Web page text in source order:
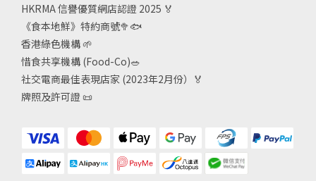
HKRMA 信譽優質網店認證 2025 🏅
《食本地鮮》特約商號🥦🐟
香港綠色機構 🌱
惜食共享機構 (Food-Co)🥗
社交電商最佳表現店家 (2023年2月份）🏅
牌照及許可證 📜